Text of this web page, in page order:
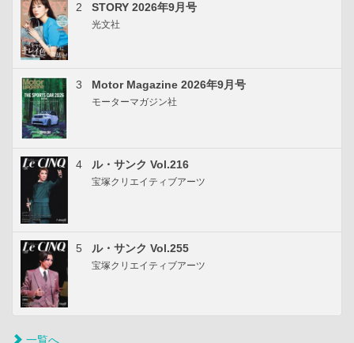
2 STORY 2026年9月号
光文社
3 Motor Magazine 2026年9月号
モーターマガジン社
4 ル・サンク Vol.216
宝塚クリエイティブアーツ
5 ル・サンク Vol.255
宝塚クリエイティブアーツ
一覧へ